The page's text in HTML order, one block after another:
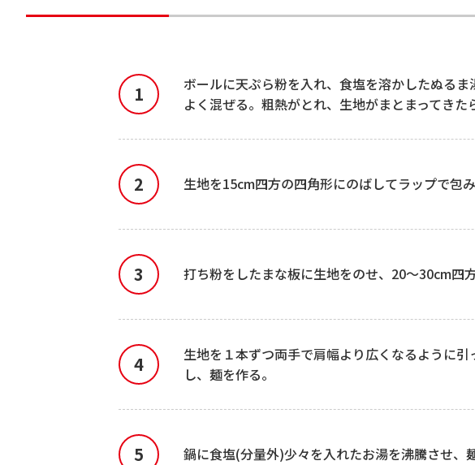
ボールに天ぷら粉を入れ、食塩を溶かしたぬる
よく混ぜる。粗熱がとれ、生地がまとまってき
生地を15cm四方の四角形にのばしてラップで包
打ち粉をしたまな板に生地をのせ、20～30cm四
生地を１本ずつ両手で肩幅より広くなるように
し、麺を作る。
鍋に食塩(分量外)少々を入れたお湯を沸騰させ、